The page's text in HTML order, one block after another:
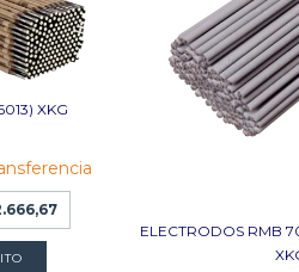
XKG
ELECTRODOS RMB